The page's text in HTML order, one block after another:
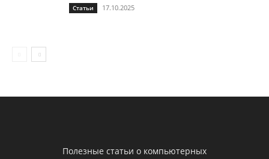
Статьи 17.10.2025
Полезные статьи о компьютерных